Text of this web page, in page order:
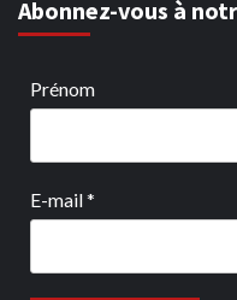
Abonnez-vous à
Prénom
E-mail*